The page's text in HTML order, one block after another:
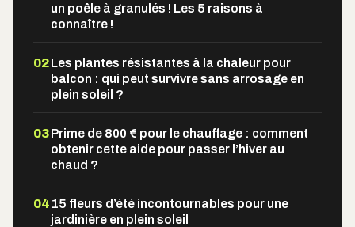
un poêle à granulés ! Les 5 raisons à
connaître !
02Les plantes résistantes à la chaleur pour
balcon : qui peut survivre sans arrosage en
plein soleil ?
03Prime de 800 € pour le chauffage : comment
obtenir cette aide pour passer l’hiver au
chaud ?
04 15 fleurs d’été incontournables pour une
jardinière en plein soleil